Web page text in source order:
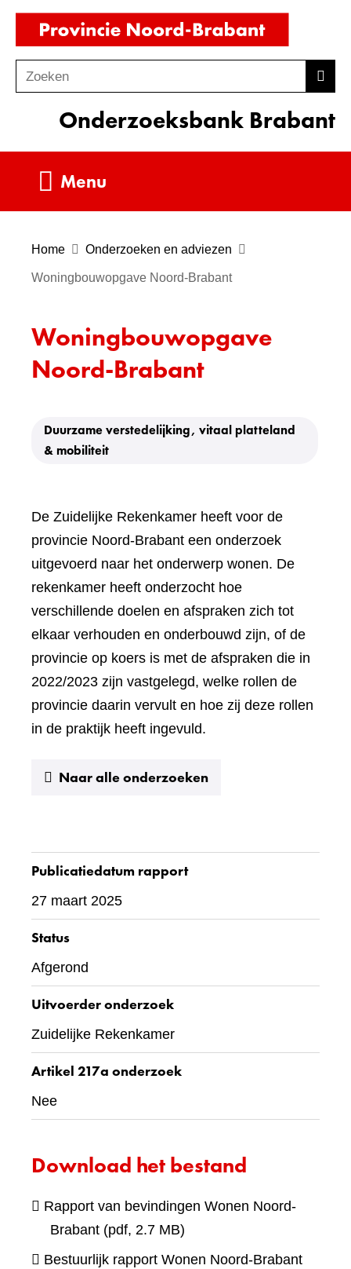
Ga
de
inhoud
o
Zoeken
Onderzoeksbank Brabant
Menu
Home Onderzoeken en adviezen
Woningbouwopgave Noord-Brabant
Woningbouwopgave
Noord-Brabant
Duurzame verstedelijking, vitaal platteland
& mobiliteit
De Zuidelijke Rekenkamer heeft voor de
provincie Noord-Brabant een onderzoek
uitgevoerd naar het onderwerp wonen. De
rekenkamer heeft onderzocht hoe
verschillende doelen en afspraken zich tot
elkaar verhouden en onderbouwd zijn, of de
provincie op koers is met de afspraken die in
2022/2023 zijn vastgelegd, welke rollen de
provincie daarin vervult en hoe zij deze rollen
in de praktijk heeft ingevuld.
Naar alle onderzoeken
Publicatiedatum rapport
27 maart 2025
Status
Afgerond
Uitvoerder onderzoek
Zuidelijke Rekenkamer
Artikel 217a onderzoek
Nee
Download het bestand
Rapport van bevindingen Wonen Noord-
Brabant (pdf, 2.7 MB)
Bestuurlijk rapport Wonen Noord-Brabant